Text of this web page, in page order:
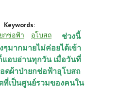
Keywords:
ยกช่อฟ้า
อุโบสถ
ช่วงนี้
ๆมากมายไม่ค่อยได้เข้า
แอบอ่านทุกวัน เมื่อวันที่
ดผ้าป่ายกช่อฟ้าอุโบสถ
ที่เป็นศูนย์รวมของคนใน